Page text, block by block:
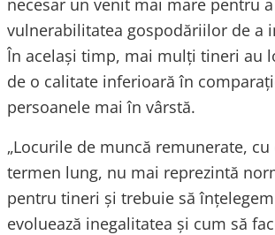
necesar un venit mai mare pentru
vulnerabilitatea gospodăriilor de a
În același timp, mai mulți tineri au
de o calitate inferioară în
persoanele mai în vârstă.
„Locurile de muncă remunerate,
termen lung, nu mai reprezintă
pentru tineri și trebuie să
evoluează inegalitatea și cum să